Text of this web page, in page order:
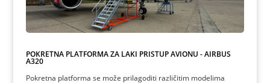
POKRETNA PLATFORMA ZA LAKI PRISTUP AVIONU - AIRBUS
A320
Pokretna platforma se može prilagoditi različitim modelima